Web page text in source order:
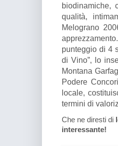
biodinamiche,
qualità,
Melograno
punteggio di 4
di Vino”, lo
Montana
Podere
locale,
termini di
Che ne diresti di
interessante!